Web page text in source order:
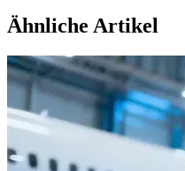
Ähnliche Artikel